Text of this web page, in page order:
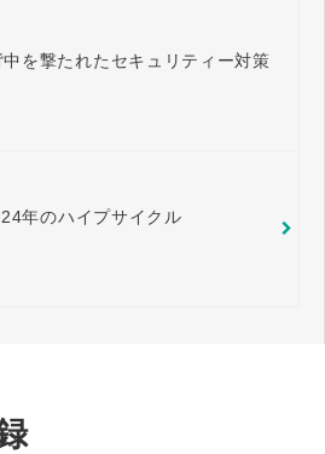
中を撃たれたセキュリティー対策
年のハイプサイクル